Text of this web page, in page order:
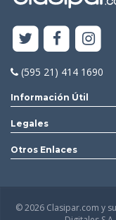
(595 21) 414 1690
Información Útil
Legales
Otros Enlaces
© 2026 Clasipar.com y